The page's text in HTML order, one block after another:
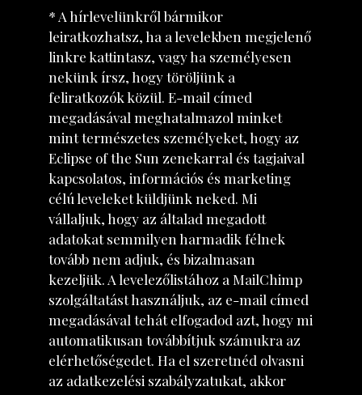
* A hírlevelünkről bármikor
leiratkozhatsz, ha a levelekben megjelenő
linkre kattintasz, vagy ha személyesen
nekünk írsz, hogy töröljünk a
feliratkozók közül. E-mail címed
megadásával meghatalmazol minket
mint természetes személyeket, hogy az
Eclipse of the Sun zenekarral és tagjaival
kapcsolatos, információs és marketing
célú leveleket küldjünk neked. Mi
vállaljuk, hogy az általad megadott
adatokat semmilyen harmadik félnek
tovább nem adjuk, és bizalmasan
kezeljük. A levelezőlistához a MailChimp
szolgáltatást használjuk, az e-mail címed
megadásával tehát elfogadod azt, hogy mi
automatikusan továbbítjuk számukra az
elérhetőségedet. Ha el szeretnéd olvasni
az adatkezelési szabályzatukat, akkor